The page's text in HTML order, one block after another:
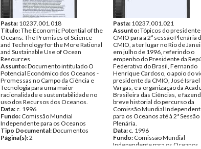
Pasta: 10237.001.018
Título:The Economic Potential of the
Oceans: The Promises of Science
and Technology for the More Rational
and Sustainable Use of Ocean
Resources
Assunto:Documento intitulado O
Potencial Económico dos Oceanos -
Promessas no Campo da Ciência e
Tecnologia para uma maior
racionalidade e sustentabilidade no
uso dos Recursos dos Oceanos.
Data: c. 1996
Fundo: Comissão Mundial
Independente para os Oceanos
Tipo Documental:Documentos
Página(s):2
Pasta: 10237.001.021
Assunto:Tópicos do presidente
CMIO para a 2ª sessão Plenária
CMIO, a ter lugar no Rio de
em julho de 1996, referindo o
empenho do Presidente da
Federativa do Brasil, Fernando
Henrique Cardoso, o apoio do
presidente da CMIO, José Israel
Vargas, e a organização da
Brasileira das Ciências, e
breve historial do percurso da
Comissão Mundial
para os Oceanos até à 2ª Sessão
Plenária.
Data: c. 1996
Fundo: Comissão Mundial
Independente para os Oceanos